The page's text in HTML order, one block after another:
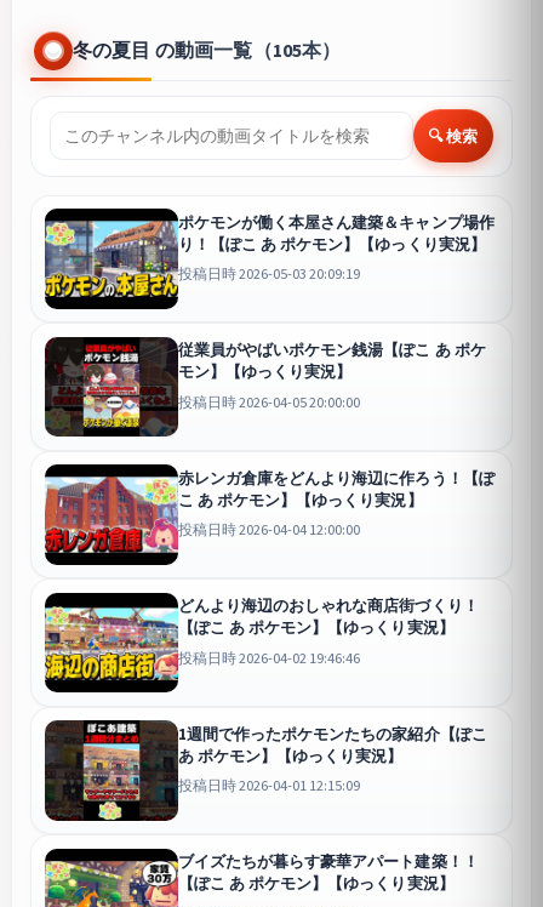
冬の夏目 の動画一覧（105本）
🔍 検索
ポケモンが働く本屋さん建築＆キャンプ場作
り！【ぽこ あ ポケモン】【ゆっくり実況】
投稿日時 2026-05-03 20:09:19
従業員がやばいポケモン銭湯【ぽこ あ ポケ
モン】【ゆっくり実況】
投稿日時 2026-04-05 20:00:00
赤レンガ倉庫をどんより海辺に作ろう！【ぽ
こ あ ポケモン】【ゆっくり実況】
投稿日時 2026-04-04 12:00:00
どんより海辺のおしゃれな商店街づくり！
【ぽこ あ ポケモン】【ゆっくり実況】
投稿日時 2026-04-02 19:46:46
1週間で作ったポケモンたちの家紹介【ぽこ
あ ポケモン】【ゆっくり実況】
投稿日時 2026-04-01 12:15:09
ブイズたちが暮らす豪華アパート建築！！
【ぽこ あ ポケモン】【ゆっくり実況】